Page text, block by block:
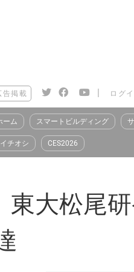
告掲載 | ログ
ーム スマートビルディング
イチオシ CES2026
大松尾